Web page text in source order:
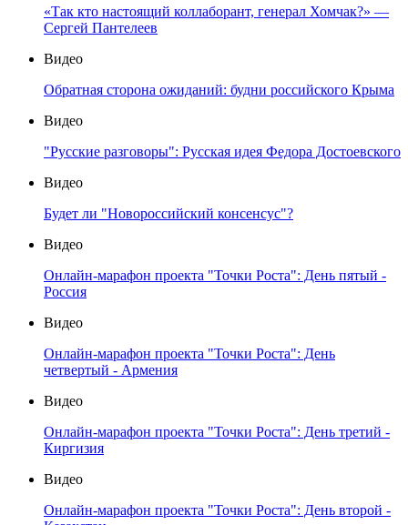
«Так кто настоящий коллаборант, генерал Хомчак?» —
Сергей Пантелеев
Видео
Обратная сторона ожиданий: будни российского Крыма
Видео
"Русские разговоры": Русская идея Федора Достоевского
Видео
Будет ли "Новороссийский консенсус"?
Видео
Онлайн-марафон проекта "Точки Роста": День пятый -
Россия
Видео
Онлайн-марафон проекта "Точки Роста": День
четвертый - Армения
Видео
Онлайн-марафон проекта "Точки Роста": День третий -
Киргизия
Видео
Онлайн-марафон проекта "Точки Роста": День второй -